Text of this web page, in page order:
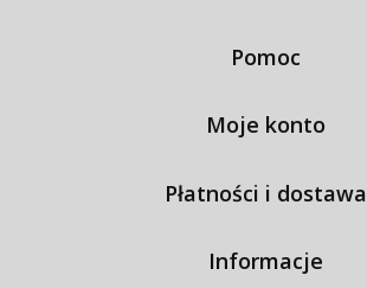
Pomoc
Moje konto
Płatności i dostawa
Informacje